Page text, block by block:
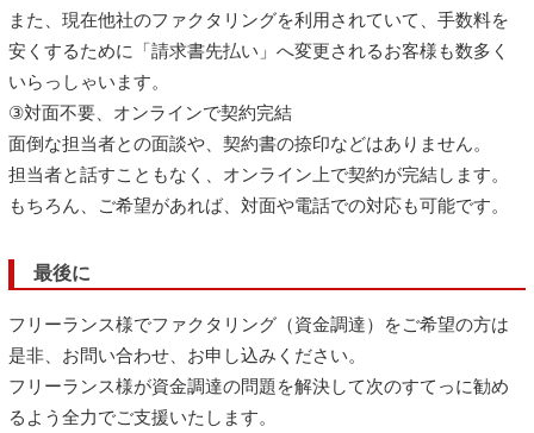
また、現在他社のファクタリングを利用されていて、手数料を
安くするために「請求書先払い」へ変更されるお客様も数多く
いらっしゃいます。
③対面不要、オンラインで契約完結
面倒な担当者との面談や、契約書の捺印などはありません。
担当者と話すこともなく、オンライン上で契約が完結します。
もちろん、ご希望があれば、対面や電話での対応も可能です。
最後に
フリーランス様でファクタリング（資金調達）をご希望の方は
是非、お問い合わせ、お申し込みください。
フリーランス様が資金調達の問題を解決して次のすてっに勧め
るよう全力でご支援いたします。